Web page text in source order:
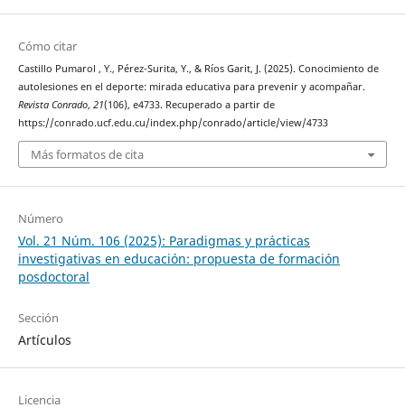
Cómo citar
Castillo Pumarol , Y., Pérez-Surita, Y., & Ríos Garit, J. (2025). Conocimiento de
autolesiones en el deporte: mirada educativa para prevenir y acompañar.
Revista Conrado, 21(106), e4733. Recuperado a partir de
https://conrado.ucf.edu.cu/index.php/conrado/article/view/4733
Más formatos de cita
Número
Vol. 21 Núm. 106 (2025): Paradigmas y prácticas
investigativas en educación: propuesta de formación
posdoctoral
Sección
Artículos
Licencia